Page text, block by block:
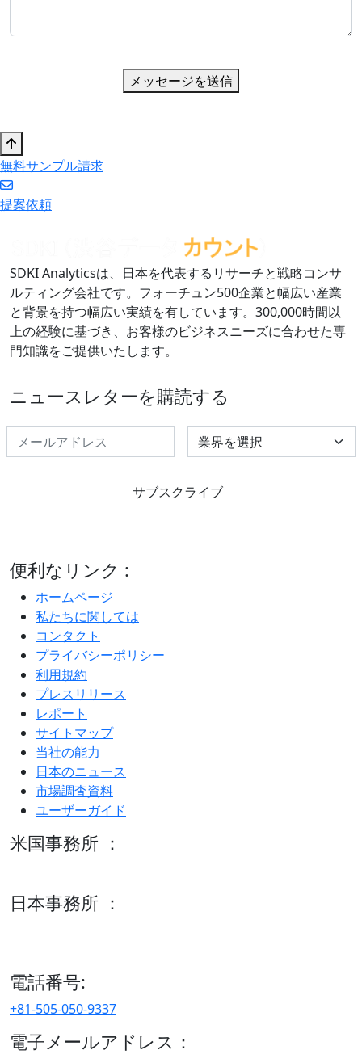
メッセージを送信
無料サンプル請求
提案依頼
SDKI Analyticsは、日本を代表するリサーチと戦略コンサ
ルティング会社です。フォーチュン500企業と幅広い産業
と背景を持つ幅広い実績を有しています。300,000時間以
上の経験に基づき、お客様のビジネスニーズに合わせた専
門知識をご提供いたします。
ニュースレターを購読する
Select Industry
サブスクライブ
便利なリンク :
ホームページ
私たちに関しては
コンタクト
プライバシーポリシー
利用規約
プレスリリース
レポート
サイトマップ
当社の能力
日本のニュース
市場調査資料
ユーザーガイド
米国事務所 ：
日本事務所 ：
電話番号:
+81-505-050-9337
電子メールアドレス：